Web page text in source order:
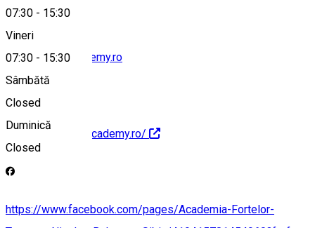
07:30 - 15:30
Vineri
07:30 - 15:30
Sâmbătă
Closed
Duminică
Closed
office@armyacademy.ro
http://www.armyacademy.ro/
https://www.facebook.com/pages/Academia-Fortelor-